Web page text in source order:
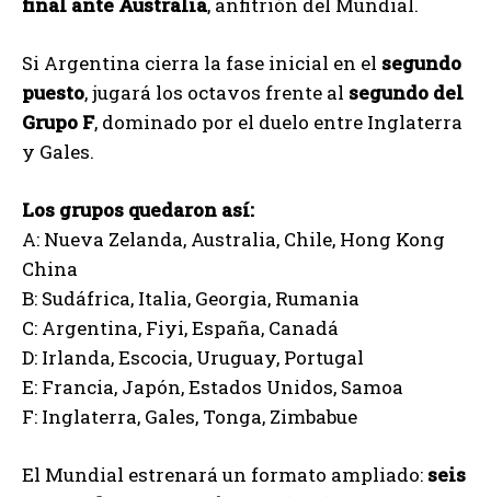
final ante Australia, anfitrión del Mundial.
Si Argentina cierra la fase inicial en el segundo
puesto, jugará los octavos frente al segundo del
Grupo F, dominado por el duelo entre Inglaterra
y Gales.
Los grupos quedaron así:
A: Nueva Zelanda, Australia, Chile, Hong Kong
China
B: Sudáfrica, Italia, Georgia, Rumania
C: Argentina, Fiyi, España, Canadá
D: Irlanda, Escocia, Uruguay, Portugal
E: Francia, Japón, Estados Unidos, Samoa
F: Inglaterra, Gales, Tonga, Zimbabue
El Mundial estrenará un formato ampliado: seis